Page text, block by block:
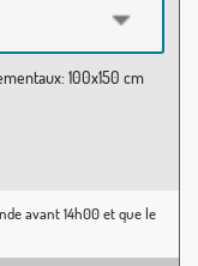
100x150 cm
avant 14h00 et que le